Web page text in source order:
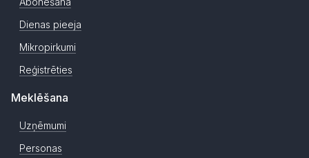
Dienas pieeja
Mikropirkumi
Reģistrēties
Meklēšana
Uzņēmumi
Personas